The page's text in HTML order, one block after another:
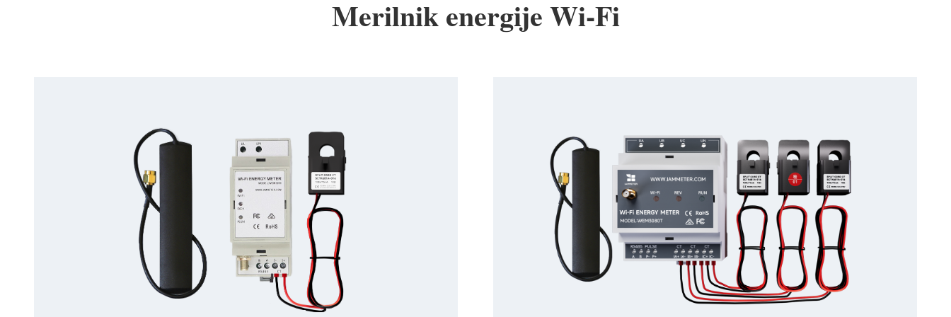
Merilnik energije Wi-Fi